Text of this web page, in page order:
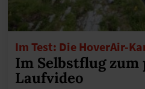
Im Test: Die HoverAir-
Im Selbstflug
Laufvideo